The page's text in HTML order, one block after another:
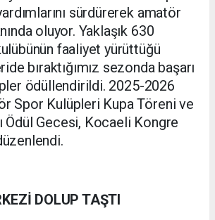
sürdürerek amatör
oluyor. Yaklaşık 630
faaliyet yürüttüğü
bıraktığımız sezonda başarı
ödüllendirildi. 2025-2026
Spor Kulüpleri Kupa Töreni ve
Ödül Gecesi, Kocaeli Kongre
DOLUP TAŞTI